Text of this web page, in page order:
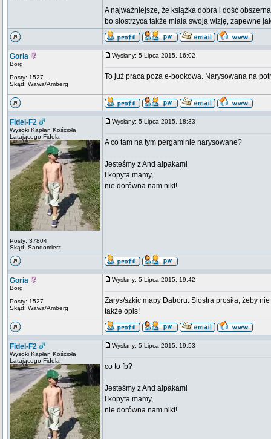
A najważniejsze, że książka dobra i dość
bo siostrzyca także miała swoją wizję, zapewne
Goria
Borg
Posty: 1527
Skąd: Wawa/Amberg
Wysłany: 5 Lipca 2015, 16:02
To już praca poza e-bookowa. Narysowana na
Fidel-F2
Wysoki Kapłan Kościoła
Latającego Fidela
Posty: 37804
Skąd: Sandomierz
Wysłany: 5 Lipca 2015, 18:33
A co tam na tym pergaminie narysowane?
Jesteśmy z And alpakami
i kopyta mamy,
nie dorówna nam nikt!
Goria
Borg
Posty: 1527
Skąd: Wawa/Amberg
Wysłany: 5 Lipca 2015, 19:42
Zarys/szkic mapy Daboru. Siostra prosiła, żeby
także opis!
Fidel-F2
Wysoki Kapłan Kościoła
Latającego Fidela
Wysłany: 5 Lipca 2015, 19:53
co to fb?
Jesteśmy z And alpakami
i kopyta mamy,
nie dorówna nam nikt!